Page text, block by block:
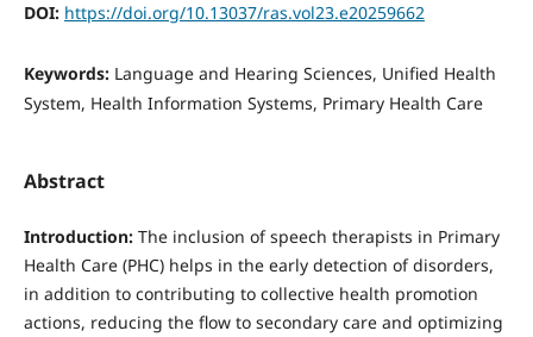
DOI: https://doi.org/10.13037/ras.vol23.e20259662
Keywords: Language and Hearing Sciences, Unified Health
System, Health Information Systems, Primary Health Care
Abstract
Introduction:The inclusion of speech therapists in Primary
Health Care (PHC) helps in the early detection of disorders,
in addition to contributing to collective health promotion
actions, reducing the flow to secondary care and optimizing